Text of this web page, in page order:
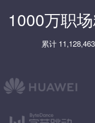
1000万职
累计